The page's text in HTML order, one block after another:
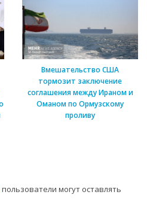
Вмешательство США
тормозит заключение
соглашения между Ираном и
Оманом по Ормузскому
проливу
пользователи могут оставлять